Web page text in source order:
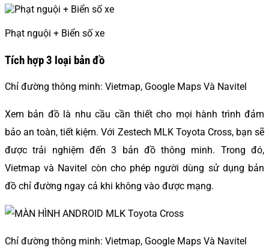
Phạt nguội + Biển số xe
Tích hợp 3 loại bản đồ
Chỉ đường thông minh: Vietmap, Google Maps Và Navitel
Xem bản đồ là nhu cầu cần thiết cho mọi hành trình đảm
bảo an toàn, tiết kiệm. Với Zestech MLK Toyota Cross, bạn sẽ
được trải nghiệm đến 3 bản đồ thông minh. Trong đó,
Vietmap và Navitel còn cho phép người dùng sử dụng bản
đồ chỉ đường ngay cả khi không vào được mạng.
Chỉ đường thông minh: Vietmap, Google Maps Và Navitel